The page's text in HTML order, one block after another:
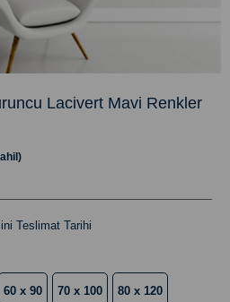
Lacivert Mavi Renkler
Teslimat Tarihi
60 x 90 70 x 100 80 x 120